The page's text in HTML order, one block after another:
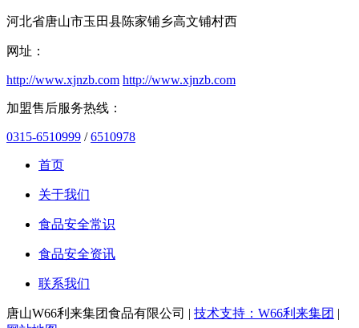
河北省唐山市玉田县陈家铺乡高文铺村西
网址：
http://www.xjnzb.com http://www.xjnzb.com
加盟售后服务热线：
0315-6510999 /6510978
首页
关于我们
食品安全常识
食品安全资讯
联系我们
唐山W66利来集团食品有限公司 | 技术支持：W66利来集团 |